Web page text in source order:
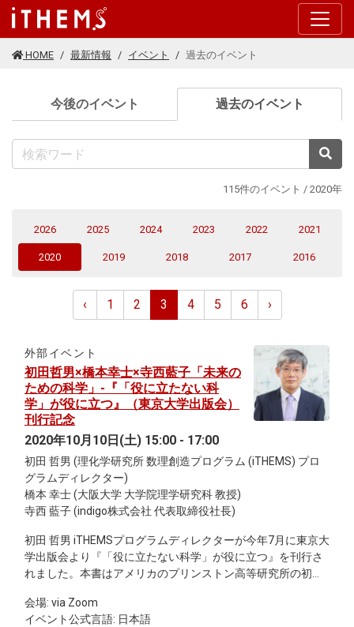
このページの本文に移動する
HOME 最新情報 イベント 過去のイベント
今後のイベント 過去のイベント
115件のイベント / 2020年
2026 2025 2024 2023 2022 2021
2020(current) 2019 2018 2017 2016
‹ 1 2 3 4 5 6 ›
外部イベント
初田哲男×橋本幸士×寺西藍子「未来の
ための科学」-『「役に立たない科
学」が役に立つ』（東京大学出版会）
刊行記念
2020年10月10日(土) 15:00 - 17:00
初田 哲男 (理化学研究所 数理創造プログラム (iTHEMS) プロ
グラムディレクター)
橋本 幸士 (大阪大学 大学院理学研究科 教授)
寺西 藍子 (indigo株式会社 代表取締役社長)
初田 哲男 iTHEMSプログラムディレクターが今年7月に東京大
学出版会より『「役に立たない科学」が役に立つ』を刊行さ
れました。本書はアメリカのプリンストン高等研究所の初代
ト・ダイクラーフの2人のエッセイが収録された一冊となって
います。 本書刊行を記念して本屋B&Bでトークイベントを開
会場: via Zoom
イベント公式言語: 日本語